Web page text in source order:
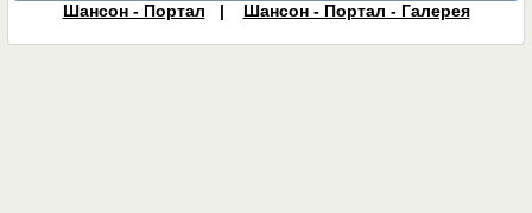
Шансон - Портал | Шансон - Портал - Галерея